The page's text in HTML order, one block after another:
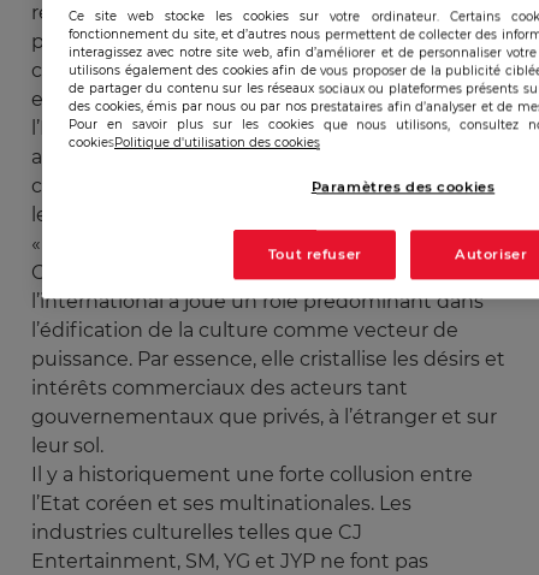
revenus, unir sa population et générer des
produits exportables permettant de répandre la
culture coréenne à l’échelle globale. Les
entreprises ont à ce titre bénéficié du soutien de
l’Etat, de subventions et d’exonérations d’impôts
afin de favoriser leur croissance. Les biens
culturels ont pris une dimension stratégique et
leur succès a été étiqueté sous le terme
« hallyu » ou « vague coréenne ».
Cette appellation identifiant la marque Corée à
l’international a joué un rôle prédominant dans
l’édification de la culture comme vecteur de
puissance. Par essence, elle cristallise les désirs et
intérêts commerciaux des acteurs tant
gouvernementaux que privés, à l’étranger et sur
leur sol.
Il y a historiquement une forte collusion entre
l’Etat coréen et ses multinationales. Les
industries culturelles telles que CJ
Entertainment, SM, YG et JYP ne font pas
Ce site web stocke les cookies sur votre ordinateur. Certains
fonctionnement du site, et d’autres nous permettent de collecter des
interagissez avec notre site web, afin d’améliorer et de personnaliser
utilisons également des cookies afin de vous proposer de la publicité
de partager du contenu sur les réseaux sociaux ou plateformes présents
des cookies, émis par nous ou par nos prestataires afin d’analyser et de
Pour en savoir plus sur les cookies que nous utilisons, consultez
cookiesPolitique d'utilisation des cookies
Paramètres des cookies
Tout refuser Autoriser